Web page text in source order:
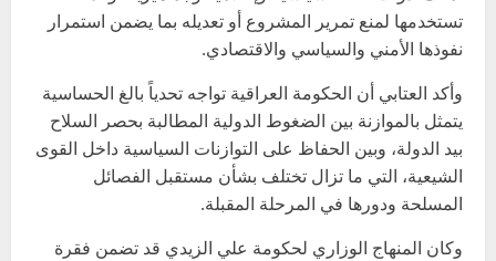
تستخدمها لمنع تمرير المشروع أو تعديله بما يضمن استمرار
نفوذها الأمني والسياسي والاقتصادي.
وأكد العتابي أن الحكومة العراقية تواجه تحدياً بالغ الحساسية
يتمثل بالموازنة بين الضغوط الدولية المطالبة بحصر السلاح
بيد الدولة، وبين الحفاظ على التوازنات السياسية داخل القوى
الشيعية، التي ما تزال تختلف بشأن مستقبل الفصائل
المسلحة ودورها في المرحلة المقبلة.
وكان المنهاج الوزاري لحكومة علي الزيدي قد تضمن فقرة